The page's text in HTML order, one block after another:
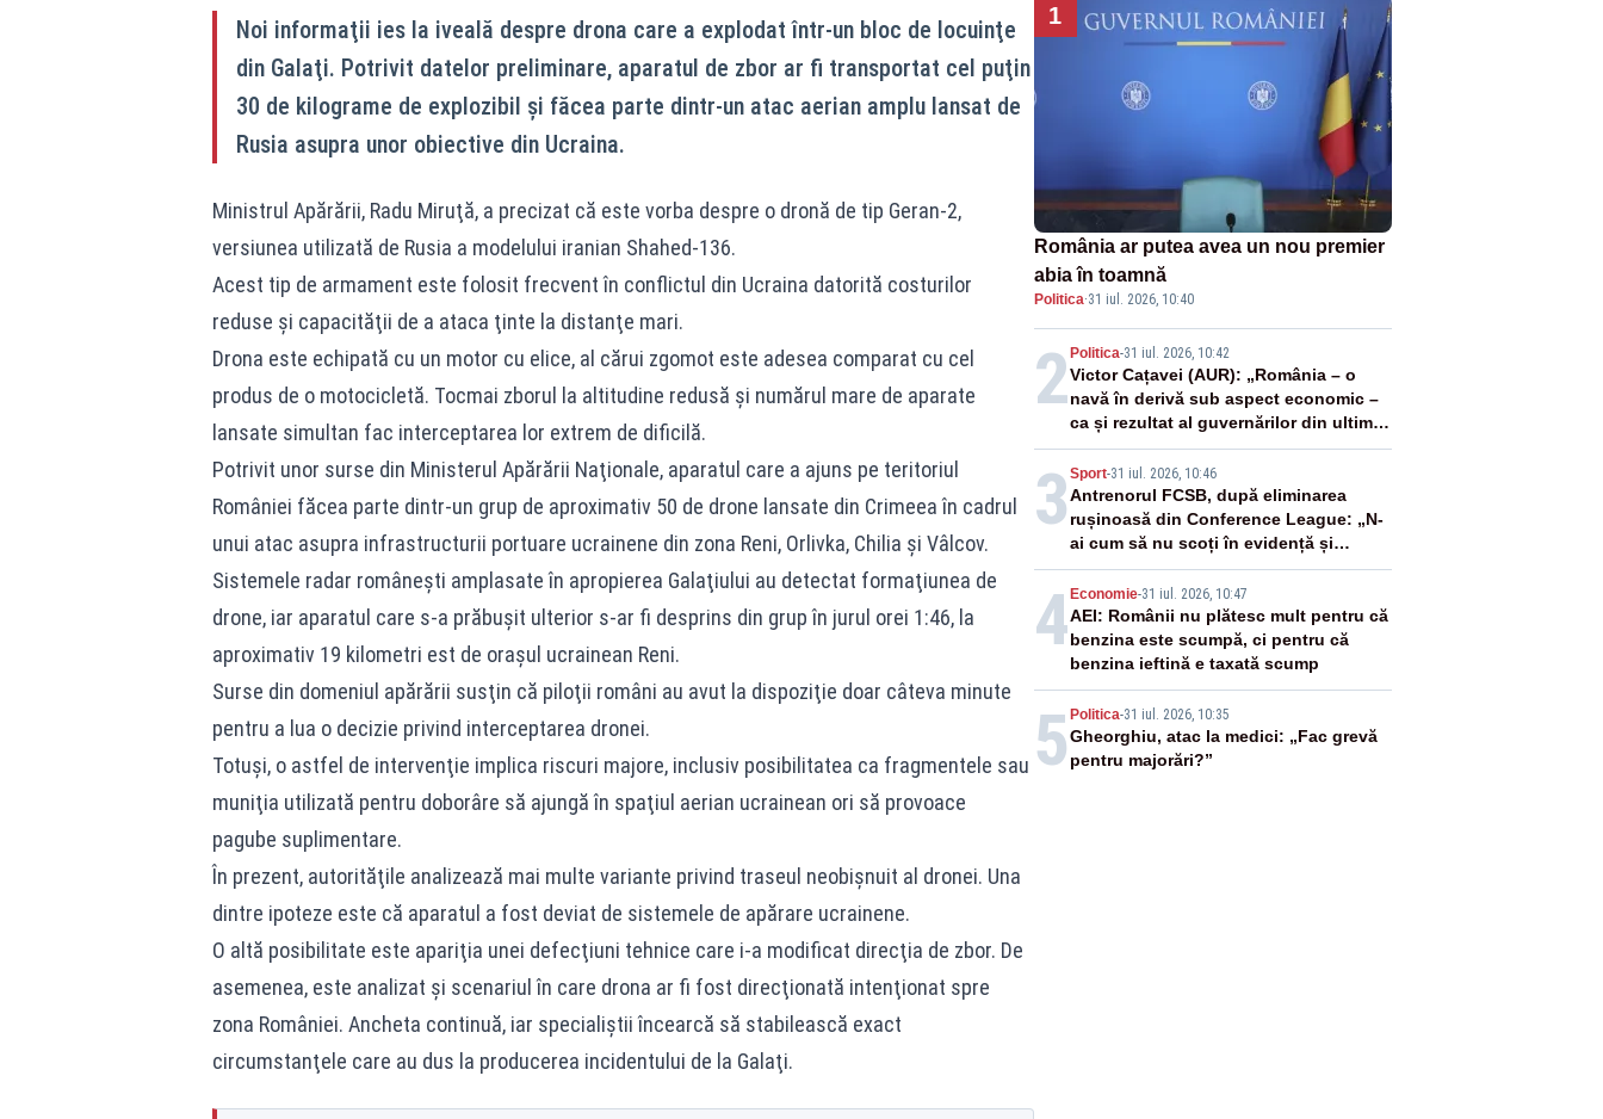
Noi informaţii ies la iveală despre drona care a explodat într-un bloc de locuinţe
din Galaţi. Potrivit datelor preliminare, aparatul de zbor ar fi transportat cel puţin
30 de kilograme de explozibil şi făcea parte dintr-un atac aerian amplu lansat de
Rusia asupra unor obiective din Ucraina.
Ministrul Apărării, Radu Miruţă, a precizat că este vorba despre o dronă de tip Geran-2,
versiunea utilizată de Rusia a modelului iranian Shahed-136.
Acest tip de armament este folosit frecvent în conflictul din Ucraina datorită costurilor
reduse şi capacităţii de a ataca ţinte la distanţe mari.
Drona este echipată cu un motor cu elice, al cărui zgomot este adesea comparat cu cel
produs de o motocicletă. Tocmai zborul la altitudine redusă şi numărul mare de aparate
lansate simultan fac interceptarea lor extrem de dificilă.
Potrivit unor surse din Ministerul Apărării Naţionale, aparatul care a ajuns pe teritoriul
României făcea parte dintr-un grup de aproximativ 50 de drone lansate din Crimeea în cadrul
unui atac asupra infrastructurii portuare ucrainene din zona Reni, Orlivka, Chilia şi Vâlcov.
Sistemele radar româneşti amplasate în apropierea Galaţiului au detectat formaţiunea de
drone, iar aparatul care s-a prăbuşit ulterior s-ar fi desprins din grup în jurul orei 1:46, la
aproximativ 19 kilometri est de oraşul ucrainean Reni.
Surse din domeniul apărării susţin că piloţii români au avut la dispoziţie doar câteva minute
pentru a lua o decizie privind interceptarea dronei.
Totuşi, o astfel de intervenţie implica riscuri majore, inclusiv posibilitatea ca fragmentele sau
muniţia utilizată pentru doborâre să ajungă în spaţiul aerian ucrainean ori să provoace
pagube suplimentare.
În prezent, autorităţile analizează mai multe variante privind traseul neobişnuit al dronei. Una
dintre ipoteze este că aparatul a fost deviat de sistemele de apărare ucrainene.
O altă posibilitate este apariţia unei defecţiuni tehnice care i-a modificat direcţia de zbor. De
asemenea, este analizat şi scenariul în care drona ar fi fost direcţionată intenţionat spre
zona României. Ancheta continuă, iar specialiştii încearcă să stabilească exact
circumstanţele care au dus la producerea incidentului de la Galaţi.
1
România ar putea avea un nou premier
abia în toamnă
Politica·31 iul. 2026, 10:40
2 Politica-31 iul. 2026, 10:42
Victor Cațavei (AUR): „România – o
navă în derivă sub aspect economic –
ca și rezultat al guvernărilor din ultimii
36 de ani”
3 Sport-31 iul. 2026, 10:46
Antrenorul FCSB, după eliminarea
rușinoasă din Conference League: „N-
ai cum să nu scoți în evidență și
lucrurile bune”
4 Economie-31 iul. 2026, 10:47
AEI: Românii nu plătesc mult pentru că
benzina este scumpă, ci pentru că
benzina ieftină e taxată scump
5 Politica-31 iul. 2026, 10:35
Gheorghiu, atac la medici: „Fac grevă
pentru majorări?”